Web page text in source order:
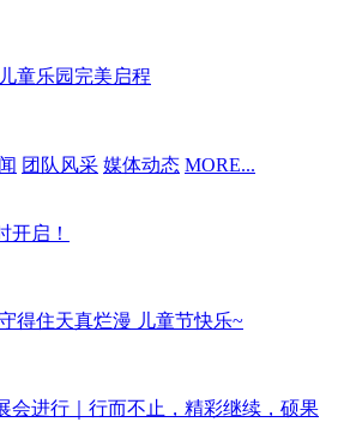
童乐园完美启程
团队风采 媒体动态 MORE...
开启！
得住天真烂漫 儿童节快乐~
会进行｜行而不止，精彩继续，硕果